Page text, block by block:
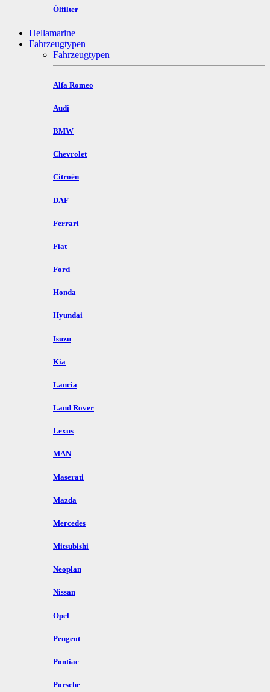
Ölfilter
Hellamarine
Fahrzeugtypen
Fahrzeugtypen
Alfa Romeo
Audi
BMW
Chevrolet
Citroën
DAF
Ferrari
Fiat
Ford
Honda
Hyundai
Isuzu
Kia
Lancia
Land Rover
Lexus
MAN
Maserati
Mazda
Mercedes
Mitsubishi
Neoplan
Nissan
Opel
Peugeot
Pontiac
Porsche